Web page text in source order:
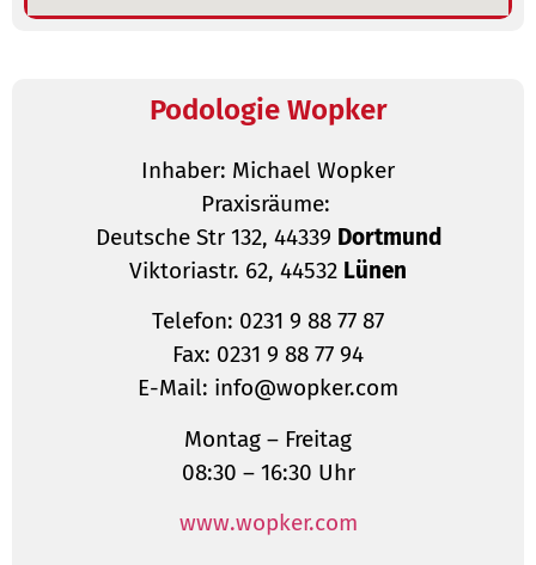
Podologie Wopker
Inhaber: Michael Wopker
Praxisräume:
Deutsche Str 132, 44339 Dortmund
Viktoriastr. 62, 44532 Lünen
Telefon: 0231 9 88 77 87
Fax: 0231 9 88 77 94
E-Mail: info@wopker.com
Montag – Freitag
08:30 – 16:30 Uhr
www.wopker.com